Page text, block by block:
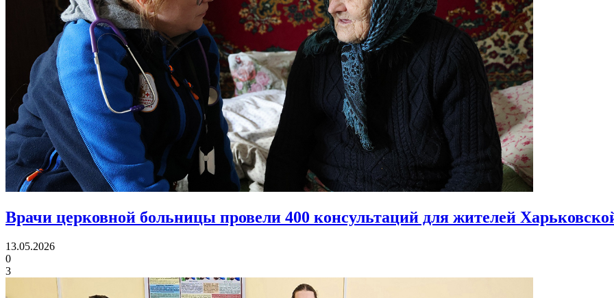
Врачи церковной больницы провели 400 консультаций для жителей
13.05.2026
0
3